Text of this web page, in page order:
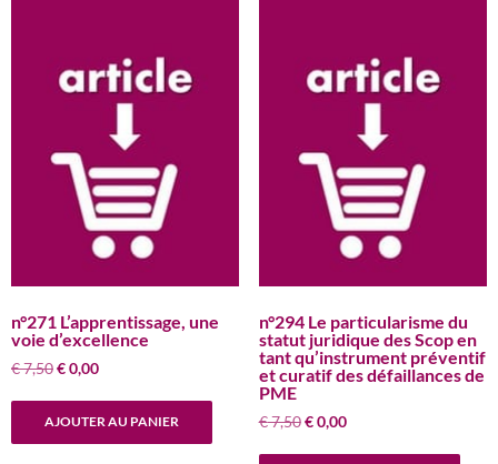
n°271 L’apprentissage, une
voie d’excellence
€7,50Le
€0,00Le
AJOUTER AU PANIER
n°294 Le particularisme du
statut juridique des Scop en
tant qu’instrument préventif
et curatif des défaillances de
PME
€7,50 Le
€0,00Le